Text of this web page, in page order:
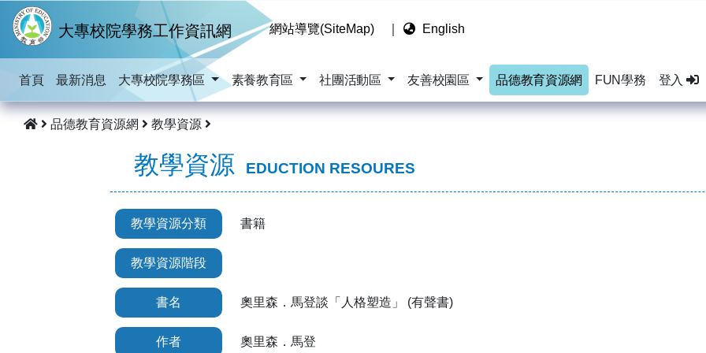
跳到主要內容
大專校院學務工作資訊網 網站導覽(SiteMap) English
首頁 最新消息 大專校院學務區 素養教育區 社團活動區 友善校園區 品德教育資源網 FUN學務 登入
品德教育資源網 教學資源
教學資源 EDUCTION RESOURES
教學資源分類 書籍
教學資源階段
書名 奧里森．馬登談「人格塑造」 (有聲書)
作者 奧里森．馬登